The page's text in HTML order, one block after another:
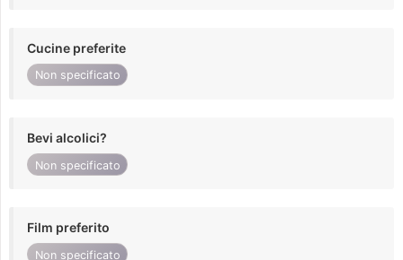
Cucine preferite
Non specificato
Bevi alcolici?
Non specificato
Film preferito
Non specificato